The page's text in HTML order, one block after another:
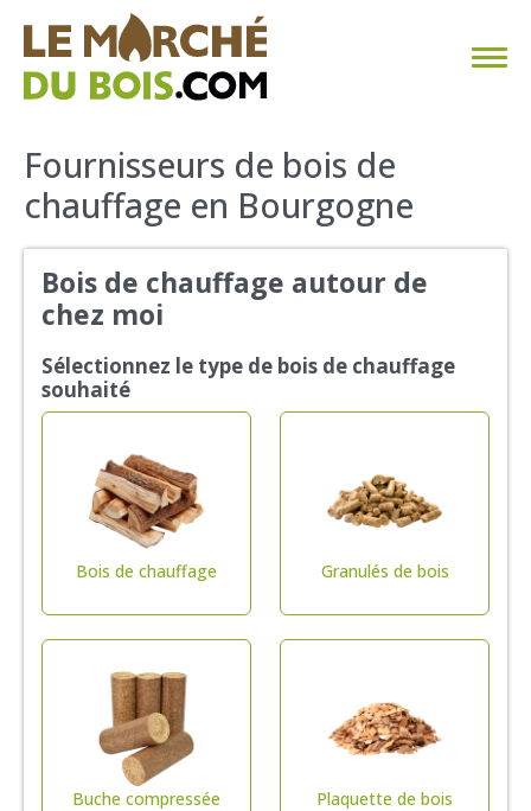
CHAUFFAGE AU BOIS
FAQ
CALCULER SA CONSOMMATION
TROUVER SON FOURNISSEUR
BLOG
Fournisseurs de bois de
chauffage en Bourgogne
Bois de chauffage autour de
chez moi
Sélectionnez le type de bois de chauffage
souhaité
Bois de chauffage Granulés de bois
Buche compressée Plaquette de bois